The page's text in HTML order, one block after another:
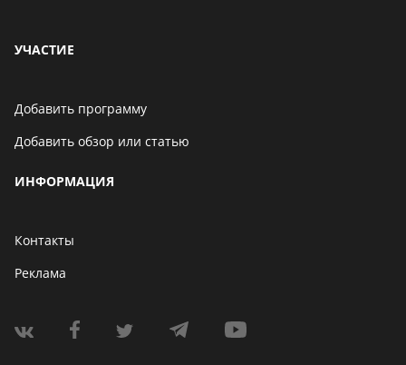
УЧАСТИЕ
Добавить программу
Добавить обзор или статью
ИНФОРМАЦИЯ
Контакты
Реклама